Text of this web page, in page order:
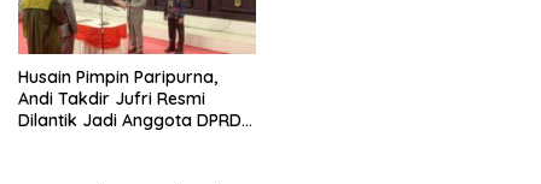
Husain Pimpin Paripurna,
Andi Takdir Jufri Resmi
Dilantik Jadi Anggota DPRD